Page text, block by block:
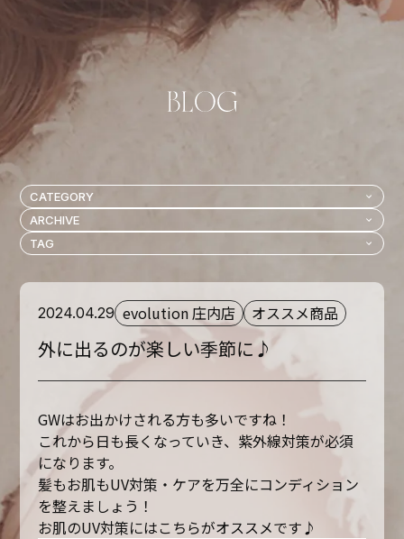
2024.04.29 evolution 庄内店 オススメ商品
外に出るのが楽しい季節に♪
GWはお出かけされる方も多いですね！
これから日も長くなっていき、紫外線対策が必須
になります。
髪もお肌もUV対策・ケアを万全にコンディション
を整えましょう！
お肌のUV対策にはこちらがオススメです♪